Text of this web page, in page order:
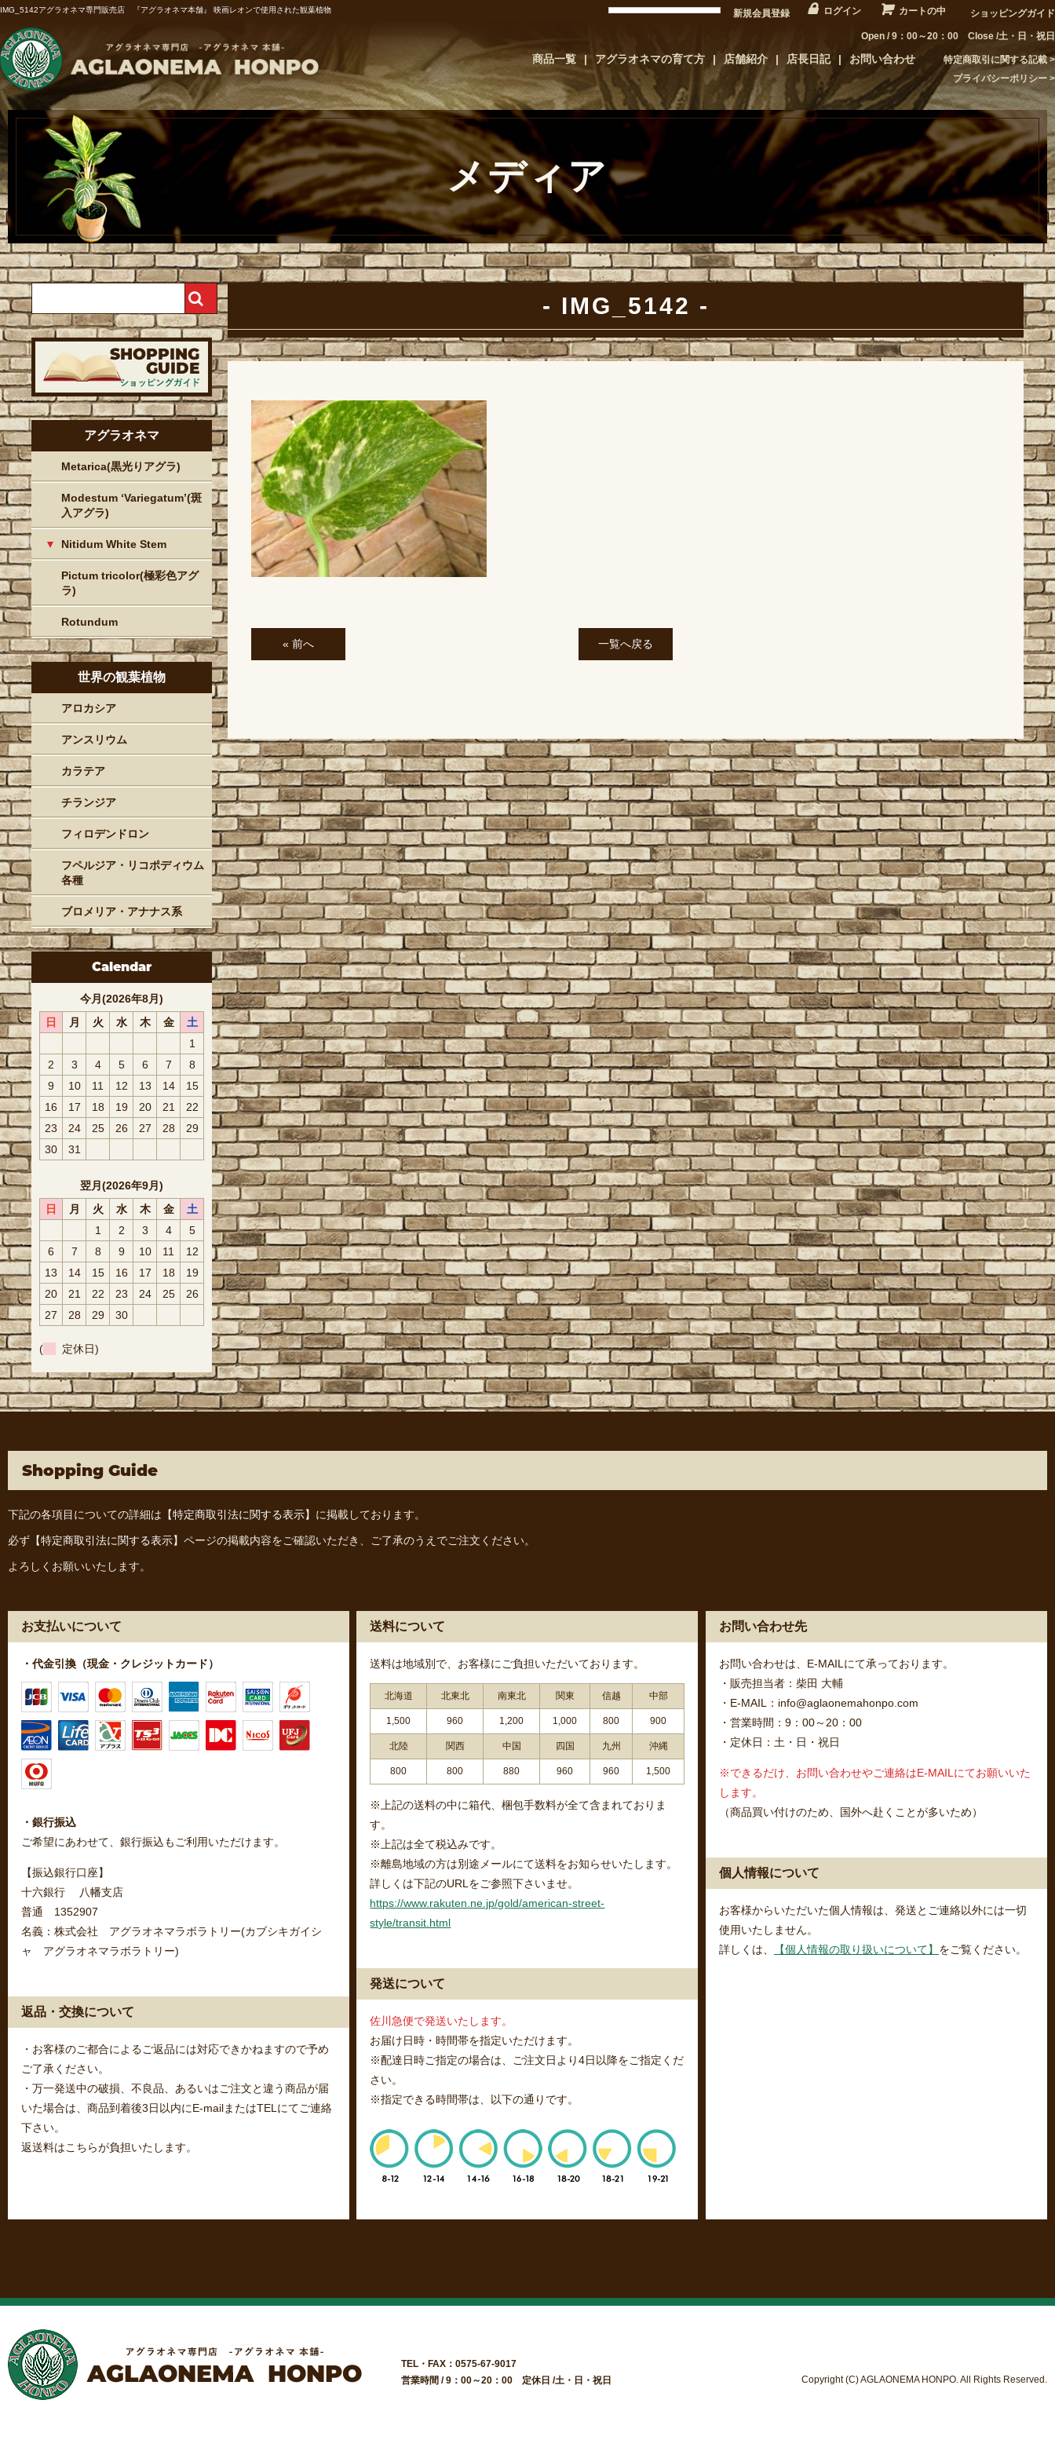
IMG_5142アグラオネマ専門販売店 『アグラオネマ本舗』 映画レオンで使用された観葉植物 新規会員登録 ログイン カートの中 ショッピングガイド
Open / 9：00～20：00 Close /土・日・祝日
商品一覧 アグラオネマの育て方 店舗紹介 店長日記 お問い合わせ
特定商取引に関する記載
プライバシーポリシー
メディア
IMG_5142
« 前へ 一覧へ戻る
アグラオネマ
Metarica(黒光りアグラ)
Modestum ‘Variegatum’(斑
入アグラ)
Nitidum White Stem
Pictum tricolor(極彩色アグ
ラ)
Rotundum
世界の観葉植物
アロカシア
アンスリウム
カラテア
チランジア
フィロデンドロン
フペルジア・リコポディウム
各種
ブロメリア・アナナス系
Calendar
今月(2026年8月)
日
月 火 水 木 金
土
1
2
3 4 5 6 7
8
9
10 11 12 13 14
15
16
17 18 19 20 21
22
23
24 25 26 27 28
29
30
31
翌月(2026年9月)
日
月 火 水 木 金
土
1
2 3 4
5
6
7 8 9 10 11
12
13
14 15 16 17 18
19
20
21 22 23 24 25
26
27
28 29 30
( 定休日)
Shopping Guide
下記の各項目についての詳細は 【特定商取引法に関する表示】 に掲載しております。
必ず 【特定商取引法に関する表示】 ページの掲載内容をご確認いただき、ご了承のうえでご注文ください。
よろしくお願いいたします。
お支払いについて
・代金引換（現金・クレジットカード）
・銀行振込
ご希望にあわせて、銀行振込もご利用いただけます。
【振込銀行口座】
十六銀行 八幡支店
普通 1352907
名義：株式会社 アグラオネマラボラトリー(カブシキガイシ
ャ アグラオネマラボラトリー)
返品・交換について
・お客様のご都合によるご返品には対応できかねますので予め
ご了承ください。
・万一発送中の破損、不良品、あるいはご注文と違う商品が届
いた場合は、商品到着後3日以内にE-mailまたはTELにてご連絡
下さい。
返送料はこちらが負担いたします。
送料について
送料は地域別で、お客様にご負担いただいております。
北海道 北東北 南東北 関東 信越 中部
1,500 960 1,200 1,000 800 900
北陸 関西 中国 四国 九州 沖縄
800 800 880 960 960 1,500
※上記の送料の中に箱代、梱包手数料が全て含まれておりま
す。
※上記は全て税込みです。
※離島地域の方は別途メールにて送料をお知らせいたします。
詳しくは下記のURLをご参照下さいませ。
https://www.rakuten.ne.jp/gold/american-street-
style/transit.html
発送について
佐川急便で発送いたします。
お届け日時・時間帯を指定いただけます。
※配達日時ご指定の場合は、ご注文日より4日以降をご指定くだ
さい。
※指定できる時間帯は、以下の通りです。
お問い合わせ先
お問い合わせは、E-MAILにて承っております。
・販売担当者：柴田 大輔
・E-MAIL：info@aglaonemahonpo.com
・営業時間：9：00～20：00
・定休日：土・日・祝日
※できるだけ、お問い合わせやご連絡はE-MAILにてお願いいた
します。
（商品買い付けのため、国外へ赴くことが多いため）
個人情報について
お客様からいただいた個人情報は、発送とご連絡以外には一切
使用いたしません。
詳しくは、
【個人情報の取り扱いについて】 をご覧ください。
TEL・FAX：0575-67-9017
営業時間 / 9：00～20：00 定休日 /土・日・祝日
Copyright (C) AGLAONEMA HONPO. All Rights Reserved.